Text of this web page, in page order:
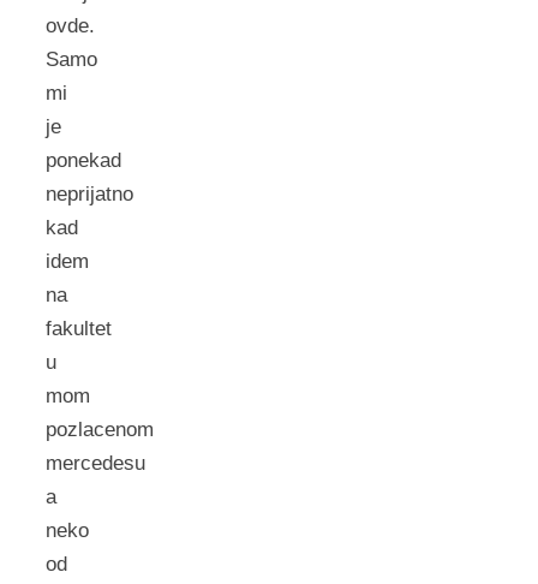
ovde.
Samo
mi
je
ponekad
neprijatno
kad
idem
na
fakultet
u
mom
pozlacenom
mercedesu
a
neko
od